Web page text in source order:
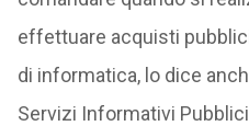
effettuare acquisti
di informatica, lo dice
Servizi Informativi